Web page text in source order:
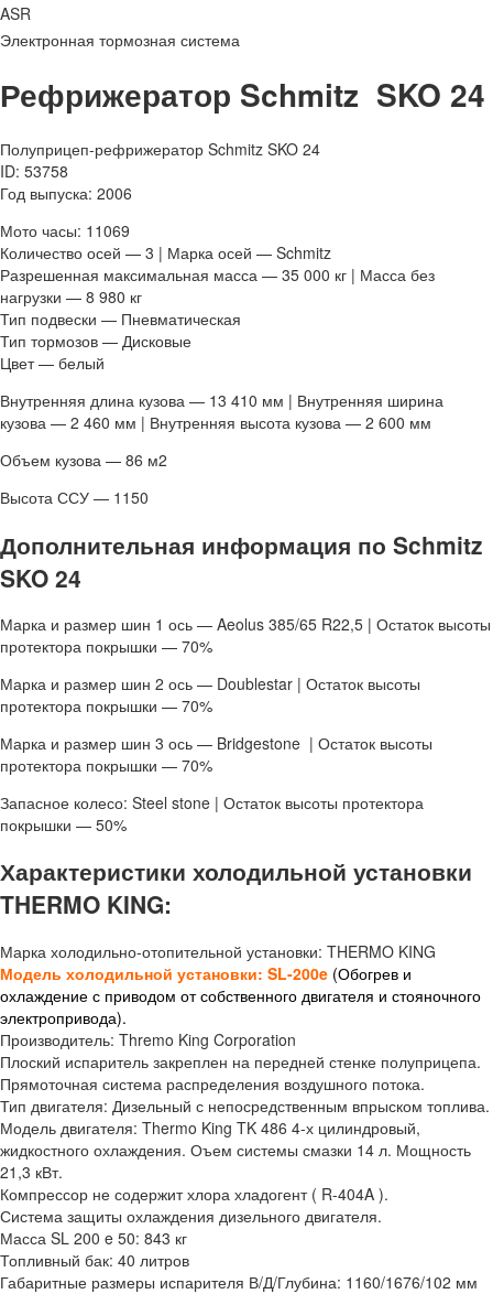
ASR
Электронная тормозная система
Рефрижератор Schmitz SKO 24
Полуприцеп-рефрижератор Schmitz SKO 24
ID: 53758
Год выпуска: 2006
Мото часы: 11069
Количество осей — 3 | Марка осей — Schmitz
Разрешенная максимальная масса — 35 000 кг | Масса без
нагрузки — 8 980 кг
Тип подвески — Пневматическая
Тип тормозов — Дисковые
Цвет — белый
Внутренняя длина кузова — 13 410 мм | Внутренняя ширина
кузова — 2 460 мм | Внутренняя высота кузова — 2 600 мм
Объем кузова — 86 м2
Высота ССУ — 1150
Дополнительная информация по Schmitz
SKO 24
Марка и размер шин 1 ось — Aeolus 385/65 R22,5 | Остаток высоты
протектора покрышки — 70%
Марка и размер шин 2 ось — Doublestar | Остаток высоты
протектора покрышки — 70%
Марка и размер шин 3 ось — Bridgestone | Остаток высоты
протектора покрышки — 70%
Запасное колесо: Steel stone | Остаток высоты протектора
покрышки — 50%
Характеристики холодильной установки
THERMO KING:
Марка холодильно-отопительной установки: THERMO KING
Модель холодильной установки: SL-200e (Обогрев и
охлаждение с приводом от собственного двигателя и стояночного
электропривода).
Производитель: Thremo King Corporation
Плоский испаритель закреплен на передней стенке полуприцепа.
Прямоточная система распределения воздушного потока.
Тип двигателя: Дизельный с непосредственным впрыском топлива.
Модель двигателя: Thermo King TK 486 4-х цилиндровый,
жидкостного охлаждения. Оъем системы смазки 14 л. Мощность
21,3 кВт.
Компрессор не содержит хлора хладогент ( R-404A ).
Система защиты охлаждения дизельного двигателя.
Масса SL 200 e 50: 843 кг
Топливный бак: 40 литров
Габаритные размеры испарителя В/Д/Глубина: 1160/1676/102 мм